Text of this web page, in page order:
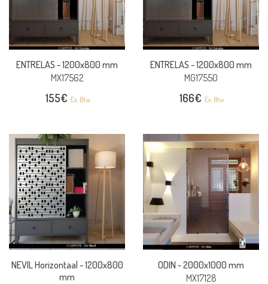
ENTRELAS -1200x800 mm
MX17562
155€ Ex. Btw
ENTRELAS -1200x800 mm
MG17550
166€ Ex. Btw
NEVIL Horizontaal -1200x800
mm
ODIN -2000x1000 mm
MX17128